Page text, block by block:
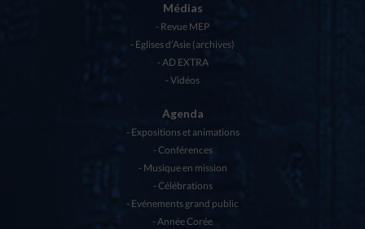
Médias
Revue MEP
Eglises d’Asie (archives)
AD EXTRA
Vidéos
Agenda
Expositions et animations
Conférences
Musique en mission
Célébrations
Evénements grand public
Année Corée